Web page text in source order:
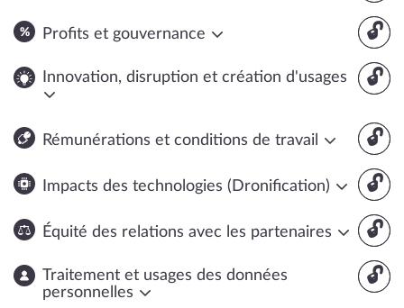
🔓
Profits et gouvernance
🔓
Innovation, disruption et création d'usages
🔓
Rémunérations et conditions de travail
🔓
Impacts des technologies (Dronification)
🔓
Équité des relations avec les partenaires
🔓
Traitement et usages des données
personnelles